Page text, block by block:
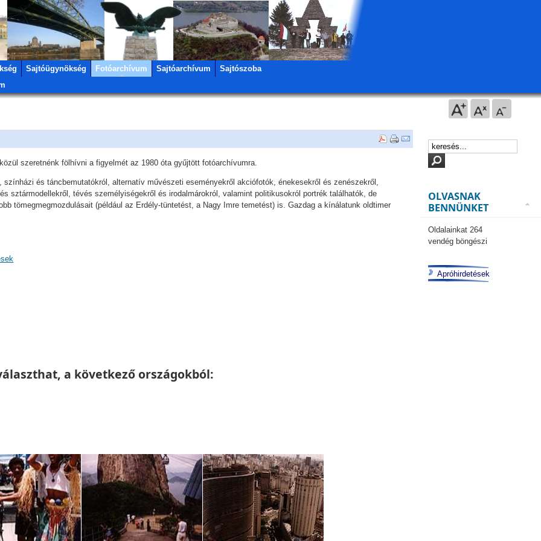
Sajtóügynökség Fotóarchívum Sajtóarchívum
Sajtószoba
szeretnénk fölhívni a figyelmét az 1980 óta gyűjtött fotóarchívumra.
színházi és táncbemutatókról, alternatív művészeti eseményekről akciófotók, énekesekről és zenészekről,
sztármodellekről, tévés személyiségekről és irodalmárokról, valamint politikusokról portrék találhatók, de
tömegmegmozdulásait (például az Erdély-tüntetést, a Nagy Imre temetést) is. Gazdag a kínálatunk oldtimer
a következő országokból:
OLVASNAK
BENNÜNKET
Oldalainkat 264
vendég böngészi
Apróhirdetések